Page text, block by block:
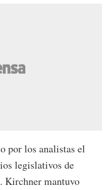
por los analistas el
legislativos de
Kirchner mantuvo